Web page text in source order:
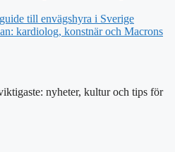
till envägshyra i Sverige
kardiolog, konstnär och Macrons
nyheter, kultur och tips för